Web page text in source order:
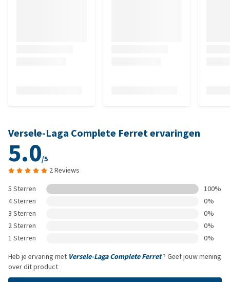
Versele-Laga Complete Ferret ervaringen
5.0/5
2 Reviews
5 Sterren
100%
4 Sterren
0%
3 Sterren
0%
2 Sterren
0%
1 Sterren
0%
Heb je ervaring met Versele-Laga Complete Ferret? Geef jouw mening
over dit product